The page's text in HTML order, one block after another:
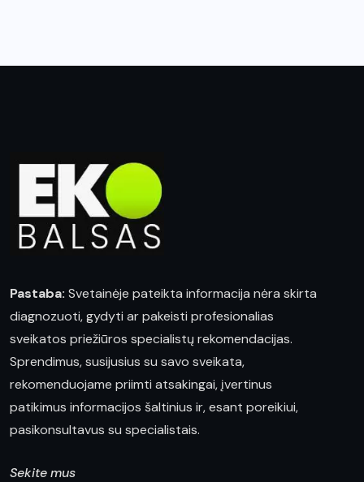
Pastaba: Svetainėje pateikta informacija nėra skirta
diagnozuoti, gydyti ar pakeisti profesionalias
sveikatos priežiūros specialistų rekomendacijas.
Sprendimus, susijusius su savo sveikata,
rekomenduojame priimti atsakingai, įvertinus
patikimus informacijos šaltinius ir, esant poreikiui,
pasikonsultavus su specialistais.
Sekite mus